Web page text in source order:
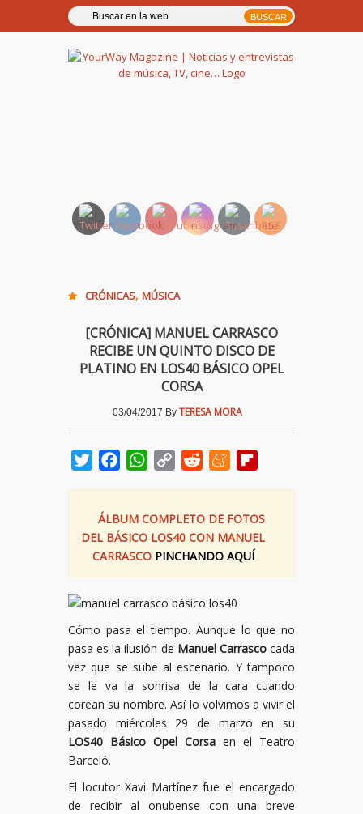
CRÓNICAS, MÚSICA
[CRÓNICA] MANUEL CARRASCO
RECIBE UN QUINTO DISCO DE
PLATINO EN LOS40 BÁSICO OPEL
CORSA
03/04/2017 By TERESA MORA
TwitterFacebookWhatsApp
Copy
Reddit Meneame
ÁLBUM COMPLETO DE FOTOS
DEL BÁSICO LOS40 CON MANUEL
CARRASCO PINCHANDO AQUÍ
Cómo pasa el tiempo. Aunque lo que no
pasa es la ilusión de Manuel Carrascocada
vez que se sube al escenario. Y tampoco
se le va la sonrisa de la cara cuando
corean su nombre. Así lo volvimos a vivir el
pasado miércoles 29 de marzo en su
LOS40 Básico Opel Corsa en el Teatro
Barceló.
El locutor Xavi Martínez fue el encargado
de recibir al onubense con una breve